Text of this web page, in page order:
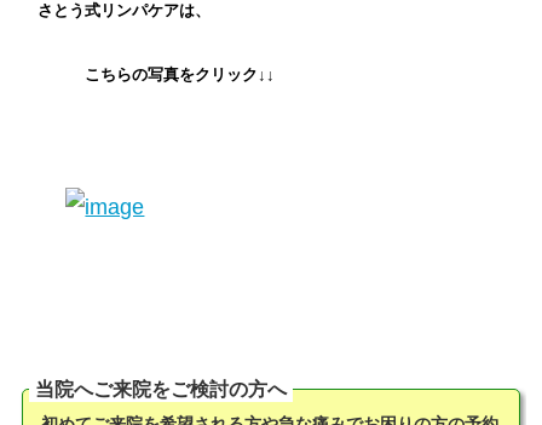
さとう式リンパケアは、
こちらの写真をクリック↓↓
当院へご来院をご検討の方へ